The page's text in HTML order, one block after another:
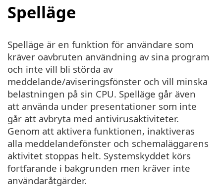
Spelläge
Spelläge är en funktion för användare som
kräver oavbruten användning av sina program
och inte vill bli störda av
meddelande/aviseringsfönster och vill minska
belastningen på sin CPU. Spelläge går även
att använda under presentationer som inte
går att avbryta med antivirusaktiviteter.
Genom att aktivera funktionen, inaktiveras
alla meddelandefönster och schemaläggarens
aktivitet stoppas helt. Systemskyddet körs
fortfarande i bakgrunden men kräver inte
användaråtgärder.